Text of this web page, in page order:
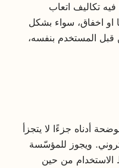
تكاليف اتعاب
او اخفاق، سواء بشكل
المستخدم بنفسه،
أدناه جزءًا لا يتجزأ
ويجوز للمؤسّسة
من حين